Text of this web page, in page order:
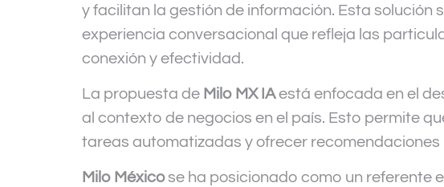
y facilitan la gestión de información. Esta
experiencia conversacional que refleja las
conexión y efectividad.
La propuesta de Milo MX IAestá enfocada en el
al contexto de negocios en el país. Esto permite
tareas automatizadas y ofrecer
Milo Méxicose ha posicionado como un referente